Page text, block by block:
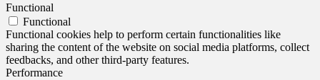
Functional
Functional
Functional cookies help to perform certain functionalities like
sharing the content of the website on social media platforms, collect
feedbacks, and other third-party features.
Performance